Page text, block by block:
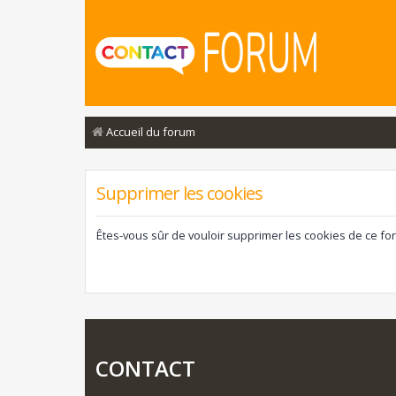
Accueil du forum
Supprimer les cookies
Êtes-vous sûr de vouloir supprimer les cookies de ce
CONTACT